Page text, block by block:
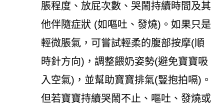
脹程度、放屁次數、哭鬧持續時間及其
他伴隨症狀 (如嘔吐、發燒)。如果只是
輕微脹氣，可嘗試輕柔的腹部按摩(順
時針方向)，調整餵奶姿勢(避免寶寶吸
入空氣)，並幫助寶寶排氣(豎抱拍嗝)。
但若寶寶持續哭鬧不止、嘔吐、發燒或